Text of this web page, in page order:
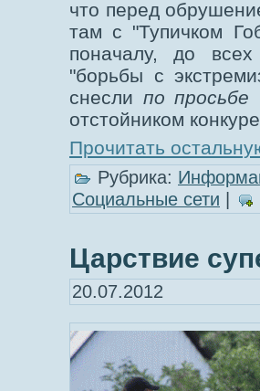
что перед
там с "Тупичком
поначалу, до
"борьбы с
снесли по просьбе
отстойником
Прочитать
Рубрика:
Социальные сети
Царствие
20.07.2012